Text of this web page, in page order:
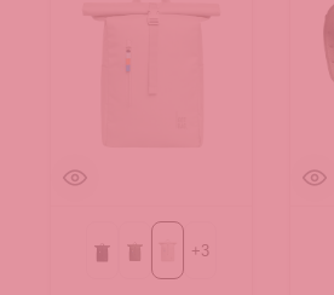
Blackalgae soft shell
+3